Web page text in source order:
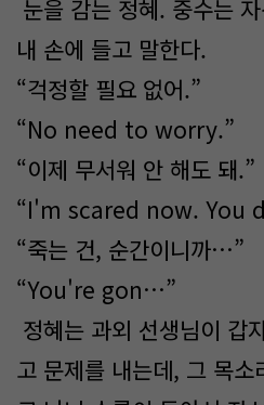
눈을 감는 정혜. 중수는
내 손에 들고 말한다.
“걱정할 필요 없어.”
“No need to worry.”
“이제 무서워 안 해도 돼.”
“I'm scared now. You
“죽는 건, 순간이니까…”
“You're gon…”
정혜는 과외 선생님이 갑
고 문제를 내는데, 그 목